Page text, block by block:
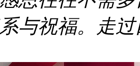
与祝福。走